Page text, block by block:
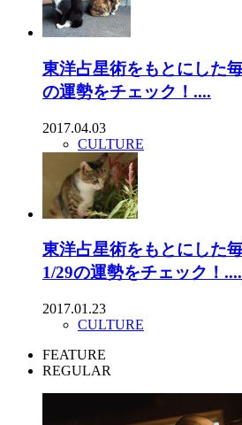
東洋占星術をもとにした
の運勢をチェック！....
2017.04.03
CULTURE
東洋占星術をもとにした
1/29の運勢をチェック！....
2017.01.23
CULTURE
FEATURE
REGULAR